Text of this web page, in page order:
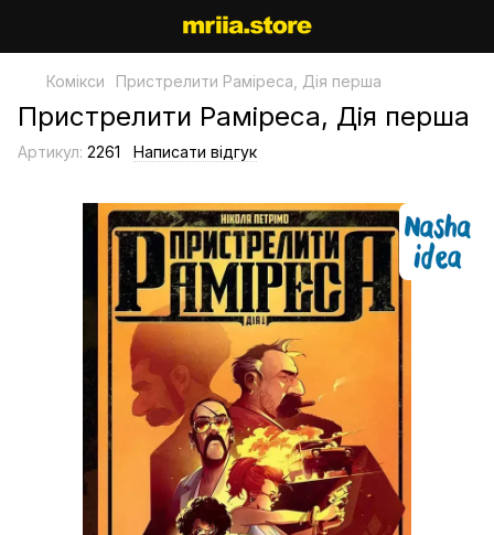
Комікси Пристрелити Раміреса, Дія перша
Пристрелити Раміреса, Дія перша
Артикул: 2261 Написати відгук